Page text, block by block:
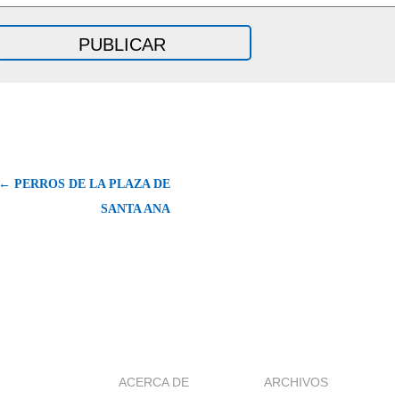
← PERROS DE LA PLAZA DE
SANTA ANA
ACERCA DE ARCHIVOS